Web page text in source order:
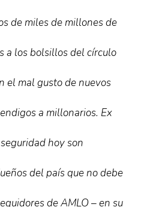
de miles de millones de
a los bolsillos del círculo
el mal gusto de nuevos
a millonarios. Ex
hoy son
del país que no debe
de AMLO – en su